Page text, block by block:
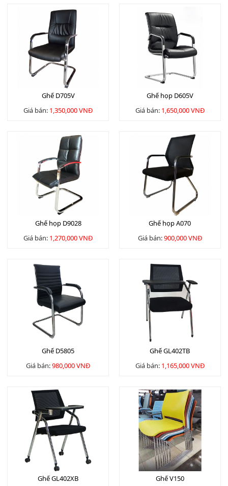
Ghế D705V
Giá bán: 1,350,000 VNĐ
Ghế họp D605V
Giá bán: 1,650,000 VNĐ
Ghế họp D9028
Giá bán: 1,270,000 VNĐ
Ghế họp A070
Giá bán:900,000 VNĐ
Ghế D5805
Giá bán:980,000 VNĐ
Ghế GL402TB
Giá bán: 1,165,000 VNĐ
Ghế GL402XB
Ghế V150